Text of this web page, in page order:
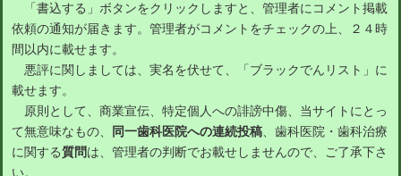
「書込する」ボタンをクリックしますと、管理者にコメント掲載
依頼の通知が届きます。管理者がコメントをチェックの上、２４時
間以内に載せます。
悪評に関しましては、実名を伏せて、「ブラックでんリスト」に
載せます。
原則として、商業宣伝、特定個人への誹謗中傷、当サイトにとっ
て無意味なもの、
同一歯科医院への連続投稿、歯科医院・歯科治療
に関する質問は、管理者の判断でお載せしませんので、ご了承下さ
い。